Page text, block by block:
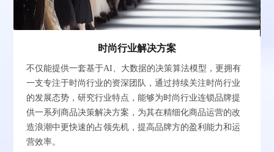
智能制造行业解决方案